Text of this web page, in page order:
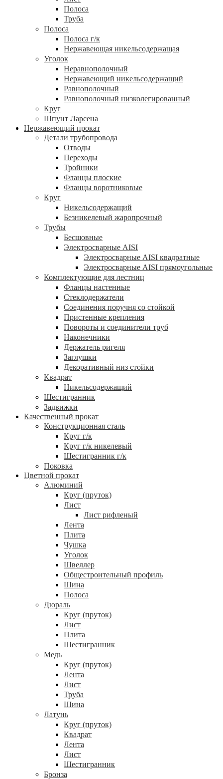
Полоса
Труба
Полоса
Полоса г/к
Нержавеющая никельсодержащая
Уголок
Неравнополочный
Нержавеющий никельсодержащий
Равнополочный
Равнополочный низколегированный
Круг
Шпунт Ларсена
Нержавеющий прокат
Детали трубопровода
Отводы
Переходы
Тройники
Фланцы плоские
Фланцы воротниковые
Круг
Никельсодержащий
Безникелевый жаропрочный
Трубы
Бесшовные
Электросварные AISI
Электросварные AISI квадратные
Электросварные AISI прямоугольные
Комплектующие для лестниц
Фланцы настенные
Стеклодержатели
Соединения поручня со стойкой
Пристенные крепления
Повороты и соединители труб
Наконечники
Держатель ригеля
Заглушки
Декоративный низ стойки
Квадрат
Никельсодержащий
Шестигранник
Задвижки
Качественный прокат
Конструкционная сталь
Круг г/к
Круг г/к никелевый
Шестигранник г/к
Поковка
Цветной прокат
Алюминий
Круг (пруток)
Лист
Лист рифленый
Лента
Плита
Чушка
Уголок
Швеллер
Общестроительный профиль
Шина
Полоса
Дюраль
Круг (пруток)
Лист
Плита
Шестигранник
Медь
Круг (пруток)
Лента
Лист
Труба
Шина
Латунь
Круг (пруток)
Квадрат
Лента
Лист
Шестигранник
Бронза